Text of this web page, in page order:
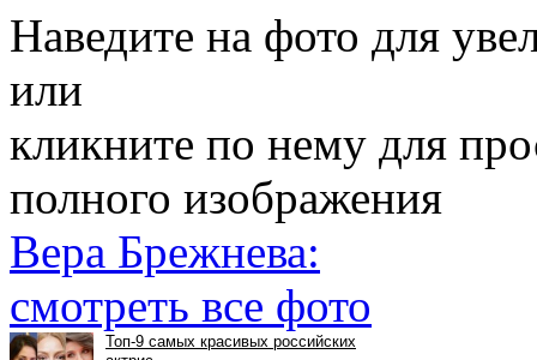
Наведите на фото для
или
кликните по нему для
полного изображения
Вера Брежнева:
смотреть все фото